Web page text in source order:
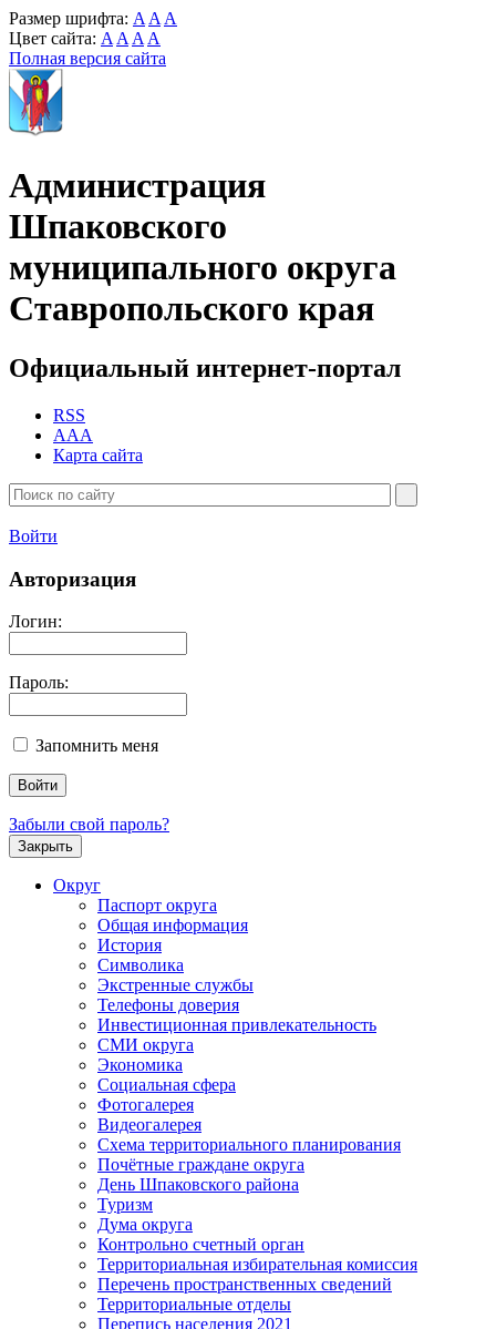
Размер шрифта: A A A
Цвет сайта: A A A A
Полная версия сайта
Администрация
Шпаковского
муниципального округа
Ставропольского края
Официальный интернет-портал
RSS
AAA
Карта сайта
Войти
Авторизация
Логин:
Пароль:
Запомнить меня
Забыли свой пароль?
Закрыть
Округ
Паспорт округа
Общая информация
История
Символика
Экстренные службы
Телефоны доверия
Инвестиционная привлекательность
СМИ округа
Экономика
Социальная сфера
Фотогалерея
Видеогалерея
Схема территориального планирования
Почётные граждане округа
День Шпаковского района
Туризм
Дума округа
Контрольно счетный орган
Территориальная избирательная комиссия
Перечень пространственных сведений
Территориальные отделы
Перепись населения 2021